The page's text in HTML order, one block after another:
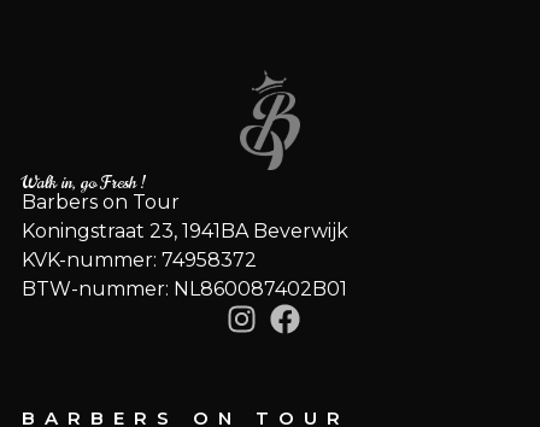
Walk in, go Fresh !
Barbers on Tour
Koningstraat 23, 1941BA Beverwijk
KVK-nummer: 74958372
BTW-nummer: NL860087402B01
BARBERS ON TOUR